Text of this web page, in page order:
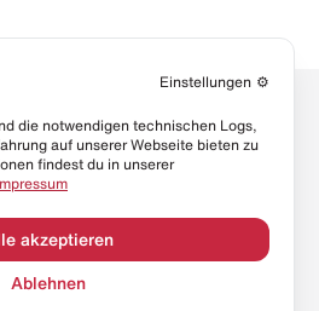
Links
Sneaker Lexikon
Resell Guide
Datenschutz
Einstellungen ⚙️
die notwendigen technischen Logs,
auf unserer Webseite bieten zu
findest du in unserer
akzeptieren
Ablehnen